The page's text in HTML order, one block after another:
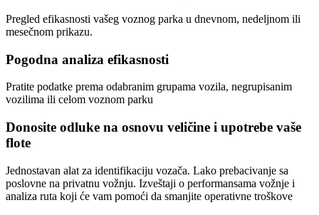
Pregled efikasnosti vašeg voznog parka u dnevnom, nedeljnom ili
mesečnom prikazu.
Pogodna analiza efikasnosti
Pratite podatke prema odabranim grupama vozila, negrupisanim
vozilima ili celom voznom parku
Donosite odluke na osnovu veličine i upotrebe vaše
flote
Jednostavan alat za identifikaciju vozača. Lako prebacivanje sa
poslovne na privatnu vožnju. Izveštaji o performansama vožnje i
analiza ruta koji će vam pomoći da smanjite operativne troškove